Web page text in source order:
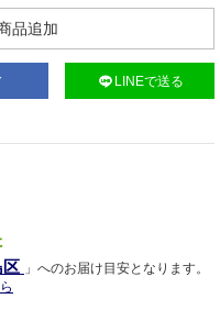
品追加
LINEで送る
区 」へのお届け目安となります。